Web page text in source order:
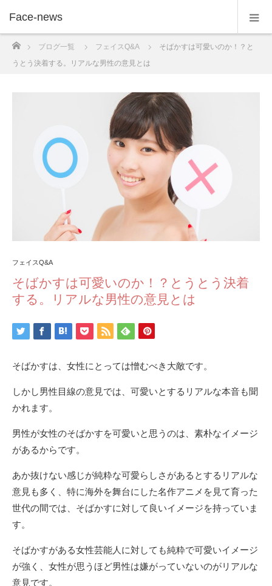
Face-news
ブログ一覧 フェイスQ&A
そばかすは可愛いのか！？と
うとう決着する。リアルな男性の意見とは
フェイスQ&A
そばかすは可愛いのか！？とうとう決着
する。リアルな男性の意見とは
そばかすは、女性にとっては憎むべき大敵です。
しかし男性目線の意見では、可愛いとするリアルな本音も聞
かれます。
男性が女性のそばかすを可愛いと思うのは、素朴なイメージ
があるからです。
あか抜けない感じが純粋な可愛らしさがあるとするリアルな
意見も多く、特に海外を舞台にした名作アニメを見て育った
世代の間では、そばかすに対して良いイメージを持っていま
す。
そばかすがある女性芸能人に対しても純粋で可愛いイメージ
が強く、女性が思うほど男性は嫌がっていないのがリアルな
意見です。